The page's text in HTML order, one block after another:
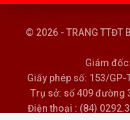
© 2026 - TRANG TTĐT
Giám
Giấy phép số: 153/
Trụ sở: số 409 đường
Điện thoại : (84)